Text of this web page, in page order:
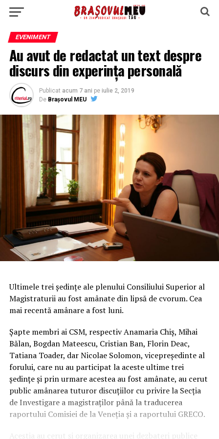
EVENIMENT
Au avut de redactat un text despre
discurs din experinţa personală
Publicat acum 7 ani pe iulie 2, 2019
De Brașovul MEU
Ultimele trei şedinţe ale plenului Consiliului Superior al
Magistraturii au fost amânate din lipsă de cvorum. Cea
mai recentă amânare a fost luni.
Şapte membri ai CSM, respectiv Anamaria Chiş, Mihai
Bălan, Bogdan Mateescu, Cristian Ban, Florin Deac,
Tatiana Toader, dar Nicolae Solomon, vicepreşedinte al
forului, care nu au participat la aceste ultime trei
şedinţe şi prin urmare acestea au fost amânate, au cerut
public amânarea tuturor discuţiilor cu privire la Secţia
de Investigare a magistraţilor până la traducerea
raportului Comisiei de la Veneţia şi a raportului GRECO.
Aceştia au cerut şi organizarea unei dezbateri publice